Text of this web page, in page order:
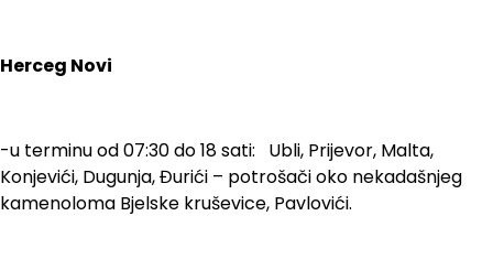
Herceg Novi
-u terminu od 07:30 do 18 sati: Ubli, Prijevor, Malta,
Konjevići, Dugunja, Đurići – potrošači oko nekadašnjeg
kamenoloma Bjelske kruševice, Pavlovići.